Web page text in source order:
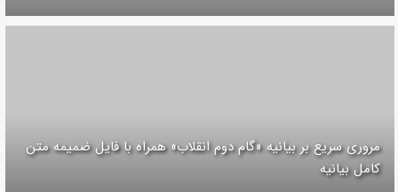
مروری سریع بر بیانیه «گام دوم انقلاب» همراه با فایل ضمیمه متن
کامل بیانیه